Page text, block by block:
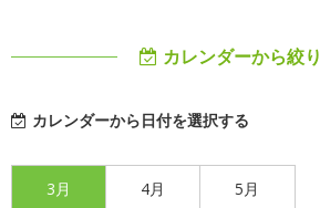
カレンダーから絞
カレンダーから日付を選択する
3月 4月 5月